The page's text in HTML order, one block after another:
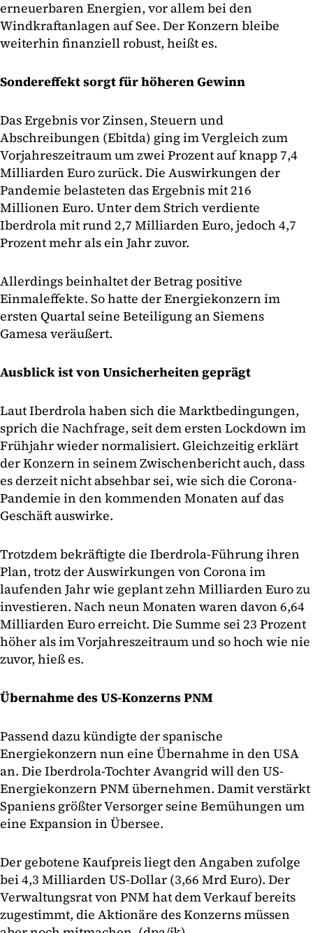
erneuerbaren Energien, vor allem bei den
Windkraftanlagen auf See. Der Konzern bleibe
weiterhin finanziell robust, heißt es.
Sondereffekt sorgt für höheren Gewinn
Das Ergebnis vor Zinsen, Steuern und
Abschreibungen (Ebitda) ging im Vergleich zum
Vorjahreszeitraum um zwei Prozent auf knapp 7,4
Milliarden Euro zurück. Die Auswirkungen der
Pandemie belasteten das Ergebnis mit 216
Millionen Euro. Unter dem Strich verdiente
Iberdrola mit rund 2,7 Milliarden Euro, jedoch 4,7
Prozent mehr als ein Jahr zuvor.
Allerdings beinhaltet der Betrag positive
Einmaleffekte. So hatte der Energiekonzern im
ersten Quartal seine Beteiligung an Siemens
Gamesa veräußert.
Ausblick ist von Unsicherheiten geprägt
Laut Iberdrola haben sich die Marktbedingungen,
sprich die Nachfrage, seit dem ersten Lockdown im
Frühjahr wieder normalisiert. Gleichzeitig erklärt
der Konzern in seinem Zwischenbericht auch, dass
es derzeit nicht absehbar sei, wie sich die Corona-
Pandemie in den kommenden Monaten auf das
Geschäft auswirke.
Trotzdem bekräftigte die Iberdrola-Führung ihren
Plan, trotz der Auswirkungen von Corona im
laufenden Jahr wie geplant zehn Milliarden Euro zu
investieren. Nach neun Monaten waren davon 6,64
Milliarden Euro erreicht. Die Summe sei 23 Prozent
höher als im Vorjahreszeitraum und so hoch wie nie
zuvor, hieß es.
Übernahme des US-Konzerns PNM
Passend dazu kündigte der spanische
Energiekonzern nun eine Übernahme in den USA
an. Die Iberdrola-Tochter Avangrid will den US-
Energiekonzern PNM übernehmen. Damit verstärkt
Spaniens größter Versorger seine Bemühungen um
eine Expansion in Übersee.
Der gebotene Kaufpreis liegt den Angaben zufolge
bei 4,3 Milliarden US-Dollar (3,66 Mrd Euro). Der
Verwaltungsrat von PNM hat dem Verkauf bereits
zugestimmt, die Aktionäre des Konzerns müssen